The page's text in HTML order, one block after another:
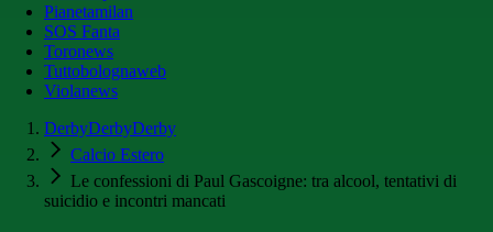
Pianetamilan
SOS Fanta
Toronews
Tuttobolognaweb
Violanews
DerbyDerbyDerby
Calcio Estero
Le confessioni di Paul Gascoigne: tra alcool, tentativi di
suicidio e incontri mancati